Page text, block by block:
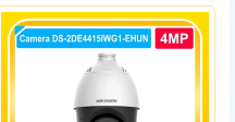
mạch 68Gbps đảm bảo hiệu suất
cao ổn định. Hỗ trợ truyền PoE xa
lên đến 300m cho hệ thống